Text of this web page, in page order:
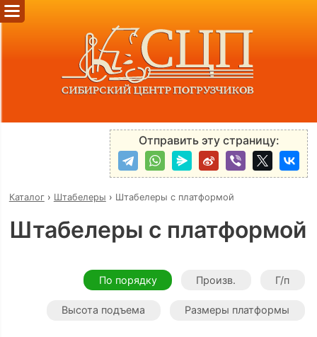
Отправить эту страницу:
Каталог› Штабелеры › Штабелеры с платформой
Штабелеры с платформой
По порядку Произв. Г/п
Высота подъема Размеры платформы